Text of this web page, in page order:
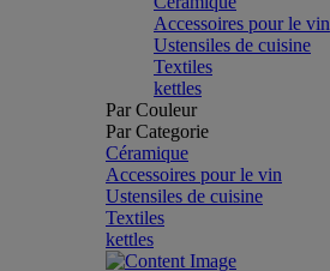
Accessoires pour le vin
Ustensiles de cuisine
Textiles
kettles
Par Couleur
Par Categorie
Céramique
Accessoires pour le vin
Ustensiles de cuisine
Textiles
kettles